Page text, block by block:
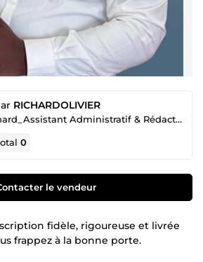
RICHARDOLIVIER
Olivier Richard_Assistant Administratif & Rédacteur Professionnel
0
le vendeur
fidèle, rigoureuse et livrée
frappez à la bonne porte.